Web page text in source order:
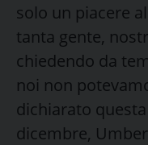
solo un piacere
tanta gente,
chiedendo da
noi non
dichiarato
dicembre,